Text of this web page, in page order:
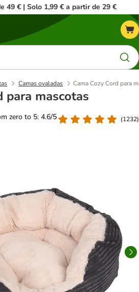
49 € | Solo 1,99 € a partir de 29 €
Camas ovaladas Cama Cozy Cord para
para mascotas
zero to 5: 4.6/5
(1232)